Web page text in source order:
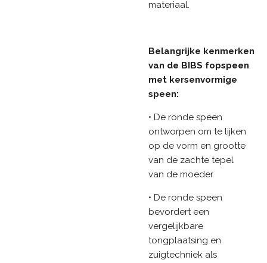
materiaal.
Belangrijke kenmerken
van de BIBS fopspeen
met kersenvormige
speen:
• De ronde speen
ontworpen om te lijken
op de vorm en grootte
van de zachte tepel
van de moeder
• De ronde speen
bevordert een
vergelijkbare
tongplaatsing en
zuigtechniek als